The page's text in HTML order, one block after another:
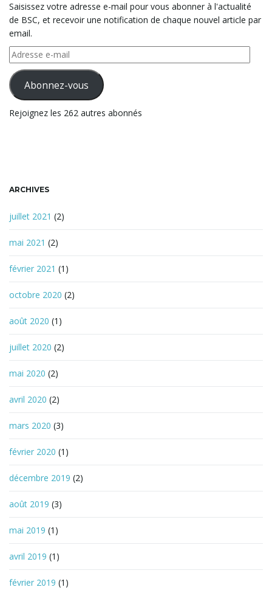
g
d
e
r
e
c
h
e
c
Saisissez votre adresse e-mail pour vous abonner à l'actualité
de BSC, et recevoir une notification de chaque nouvel article par
email.
Adresse
e-
mailAbonnez-vous
Rejoignez les 262 autres abonnés
ARCHIVES
juillet 2021 (2)
mai 2021 (2)
février 2021 (1)
octobre 2020 (2)
août 2020 (1)
juillet 2020 (2)
mai 2020 (2)
avril 2020 (2)
mars 2020 (3)
février 2020 (1)
décembre 2019 (2)
août 2019 (3)
mai 2019 (1)
avril 2019 (1)
février 2019 (1)